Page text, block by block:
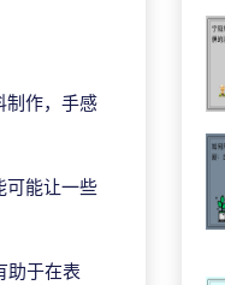
制作，手感
可能让一些
助于在表